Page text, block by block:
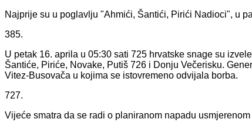
Najprije su u poglavlju "Ahmići, Šantići, Pirići Nadioci", u
385.
U petak 16. aprila u 05:30 sati 725 hrvatske snage su
Šantiće, Piriće, Novake, Putiš 726 i Donju Večerisku.
Vitez-Busovača u kojima se istovremeno odvijala borba.
727.
Vijeće smatra da se radi o planiranom napadu